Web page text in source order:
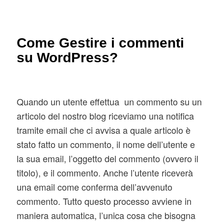
Come Gestire i commenti
su WordPress?
Quando un utente effettua un commento su un
articolo del nostro blog riceviamo una notifica
tramite email che ci avvisa a quale articolo è
stato fatto un commento, il nome dell’utente e
la sua email, l’oggetto del commento (ovvero il
titolo), e il commento. Anche l’utente riceverà
una email come conferma dell’avvenuto
commento. Tutto questo processo avviene in
maniera automatica, l’unica cosa che bisogna